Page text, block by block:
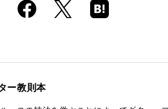
Faceboo
k
X
Hatena
Boo
ー教則本